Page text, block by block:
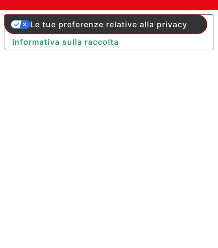
Informativa sulla raccolta
Le tue preferenze relative alla privacy